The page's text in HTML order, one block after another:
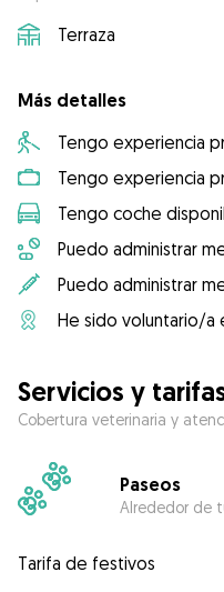
Terraza
Más detalles
Tengo experiencia
Tengo experiencia
Tengo coche
Puedo administrar
Puedo administrar
He sido voluntario/a
Servicios y
Cobertura veterinaria y
Paseos
Alrededor de
Tarifa de festivos